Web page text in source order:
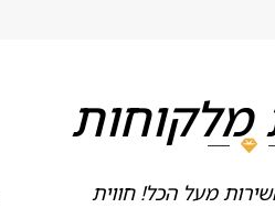
מלקוחות
מעל הכל! חווית